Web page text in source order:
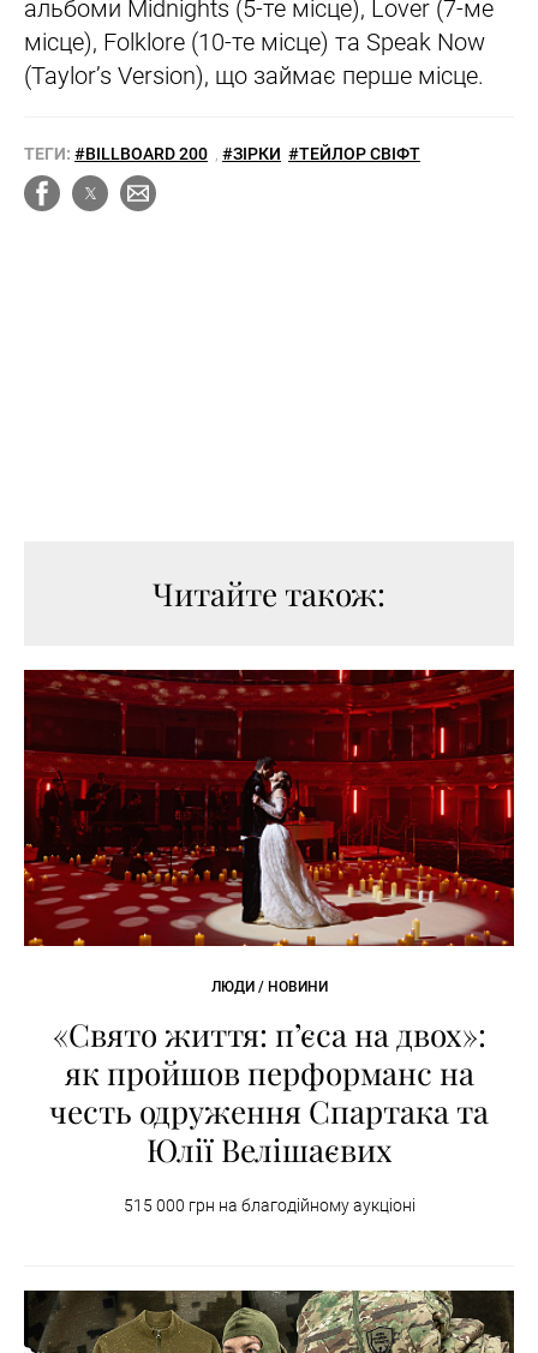
альбоми Midnights (5-те місце), Lover (7-ме
місце), Folklore (10-те місце) та Speak Now
(Taylor’s Version), що займає перше місце.
ТЕГИ: #BILLBOARD 200 #ЗІРКИ #ТЕЙЛОР СВІФТ
Читайте також:
ЛЮДИ / НОВИНИ
«Свято життя: п’єса на двох»:
як пройшов перформанс на
честь одруження Спартака та
Юлії Велішаєвих
515 000 грн на благодійному аукціоні